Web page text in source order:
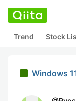
Trend Stock
Windows